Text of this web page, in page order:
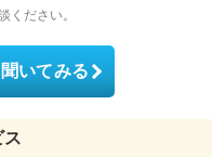
ください。
いてみる
ス